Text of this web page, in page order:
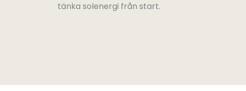
tänka solenergi från start.